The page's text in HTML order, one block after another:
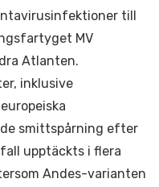
till
MV
Atlanten.
inklusive
smittspårning efter
upptäckts i flera
Andes-varianten